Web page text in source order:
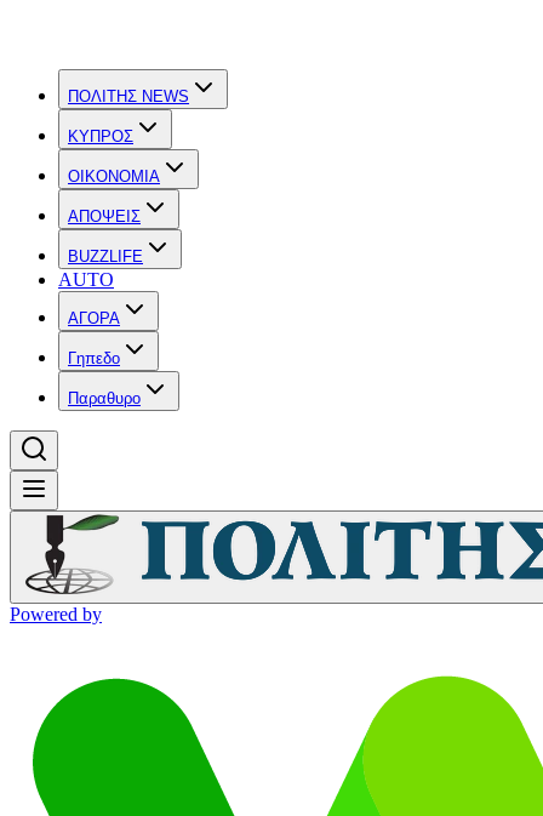
ΠΟΛΙΤΗΣ NEWS
ΚΥΠΡΟΣ
OIKONOMIA
ΑΠΟΨΕΙΣ
BUZZLIFE
AUTO
ΑΓΟΡΑ
Γηπεδο
Παραθυρο
Powered by